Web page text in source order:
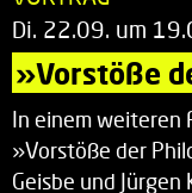
Di. 22.09. um
»Vorstöße
In einem weiteren
»Vorstöße der
Geisbe und